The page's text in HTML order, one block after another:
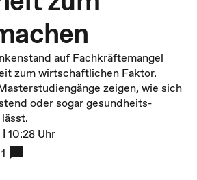
auf Fachkräfte­mangel
zum wirt­schaft­lichen Faktor.
zeigen, wie sich
oder sogar gesund­heits­
10:28 Uhr
1